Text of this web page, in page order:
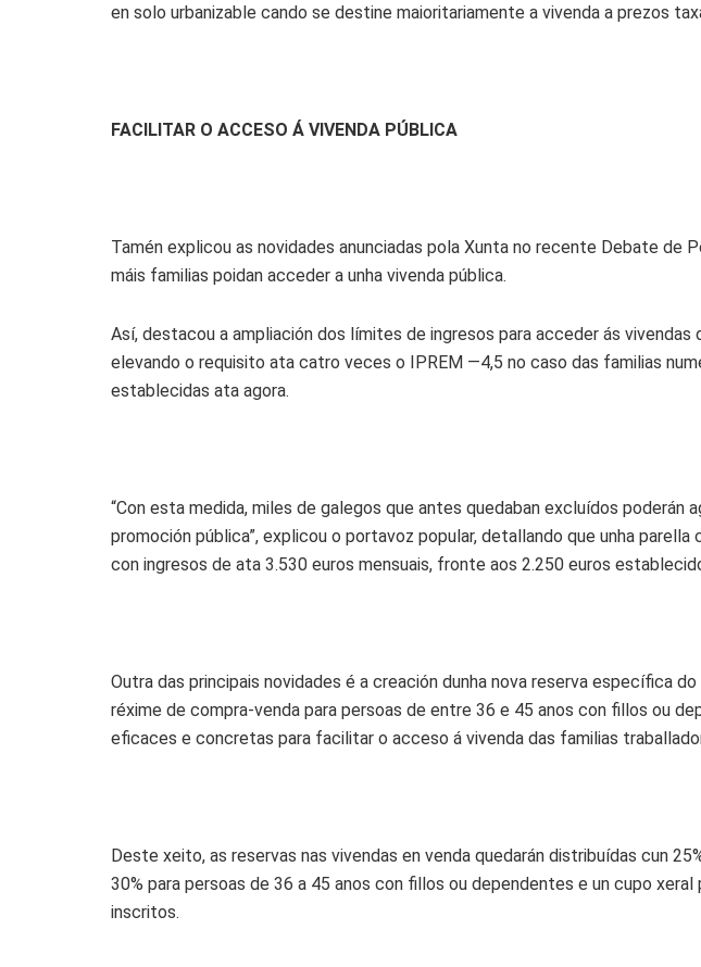
en solo urbanizable cando se destine maioritariamente a vivenda a prezos
FACILITAR O ACCESO Á VIVENDA PÚBLICA
Tamén explicou as novidades anunciadas pola Xunta no recente Debate de
máis familias poidan acceder a unha vivenda pública.
Así, destacou a ampliación dos límites de ingresos para acceder ás vivendas
elevando o requisito ata catro veces o IPREM —4,5 no caso das familias
establecidas ata agora.
“Con esta medida, miles de galegos que antes quedaban excluídos poderán
promoción pública”, explicou o portavoz popular, detallando que unha
con ingresos de ata 3.530 euros mensuais, fronte aos 2.250 euros
Outra das principais novidades é a creación dunha nova reserva específica
réxime de compra-venda para persoas de entre 36 e 45 anos con fillos ou
eficaces e concretas para facilitar o acceso á vivenda das familias
Deste xeito, as reservas nas vivendas en venda quedarán distribuídas cun
30% para persoas de 36 a 45 anos con fillos ou dependentes e un cupo
inscritos.